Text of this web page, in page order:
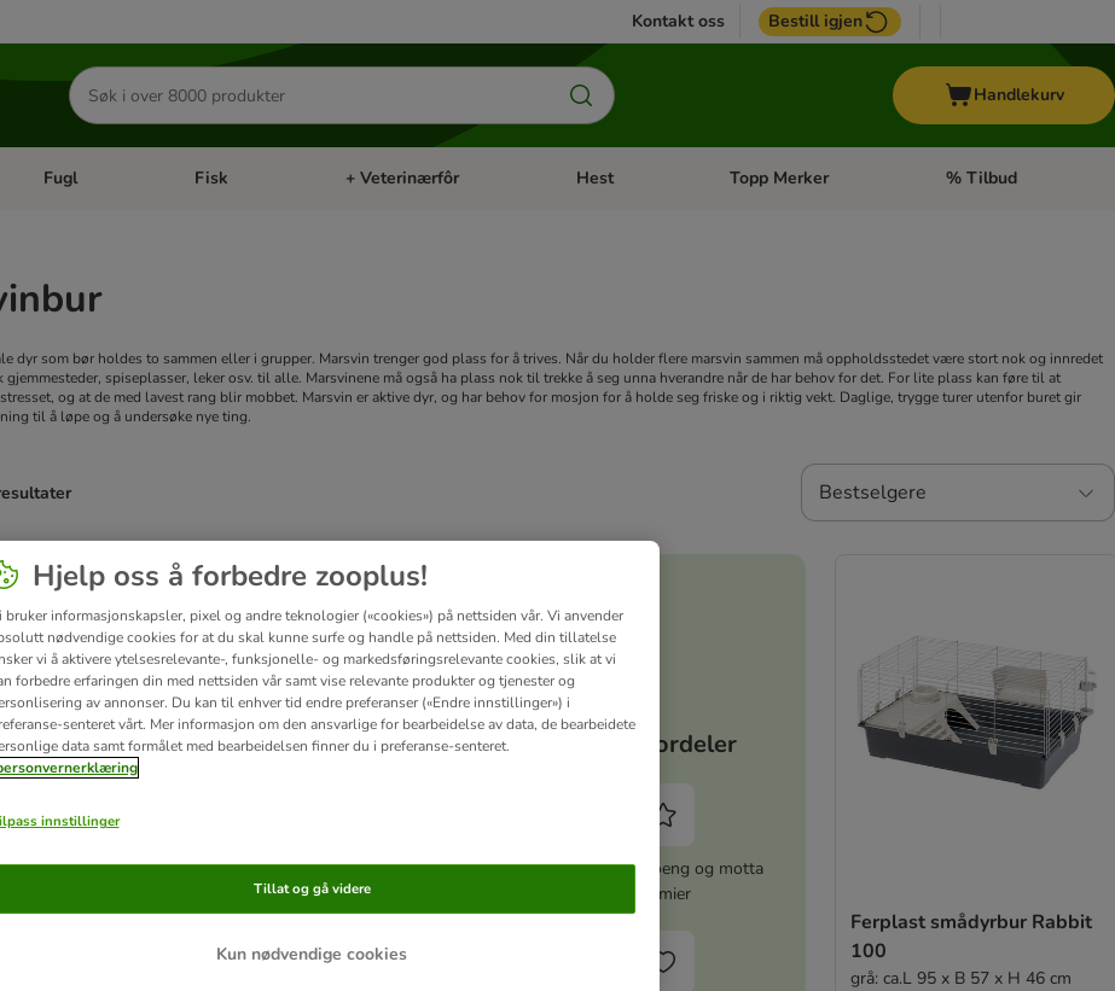
Kontakt oss Bestill igjen
Søk
etter
produkter
Handlekurv
Åpne kategorimeny: Små kjæledyr
Fugl Åpne kategorimeny: Fugl
Fisk Åpne kategorimeny: Fisk
+ Veterinærfôr Åpne kategorimeny: + Veterinærfôr
Hest Åpne kategorimeny: Hest
Topp Merker Åpne kategorimeny:
% Tilbud
dyr som bør holdes to sammen eller i grupper. Marsvin trenger god plass for å trives. Når du holder flere marsvin sammen må oppholdsstedet være stort nok og innredet
gjemmesteder, spiseplasser, leker osv. til alle. Marsvinene må også ha plass nok til trekke å seg unna hverandre når de har behov for det. For lite plass kan føre til at
og at de med lavest rang blir mobbet. Marsvin er aktive dyr, og har behov for mosjon for å holde seg friske og i riktig vekt. Daglige, trygge turer utenfor buret gir
til å løpe og å undersøke nye ting.
Bestselgere
been changed
Maxi
x B 59 x H 47
Smådyrbur Ferplast Casita
120
Dine fordeler
Samle zooPoeng og motta
premier
Ferplast smådyrbur Rabbit
100
grå: ca.L 95 x B 57 x H 46 cm
Hjelp oss å forbedre zooplus!
bruker informasjonskapsler, pixel og andre teknologier («cookies») på nettsiden vår. Vi anvender
nødvendige cookies for at du skal kunne surfe og handle på nettsiden. Med din tillatelse
vi å aktivere ytelsesrelevante-, funksjonelle- og markedsføringsrelevante cookies, slik at vi
forbedre erfaringen din med nettsiden vår samt vise relevante produkter og tjenester og
av annonser. Du kan til enhver tid endre preferanser («Endre innstillinger») i
senteret vårt. Mer informasjon om den ansvarlige for bearbeidelse av data, de bearbeidete
data samt formålet med bearbeidelsen finner du i preferanse-senteret.
innstillinger
Kun nødvendige cookies
Tillat og gå videre